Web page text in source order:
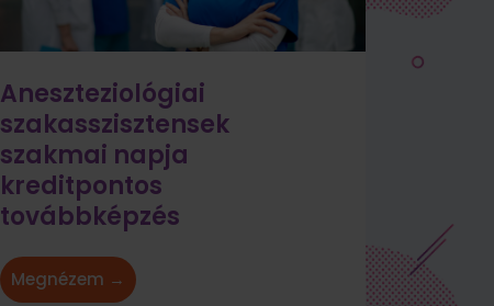
Aneszteziológiai
szakasszisztensek
szakmai napja
kreditpontos
továbbképzés
Megnézem →